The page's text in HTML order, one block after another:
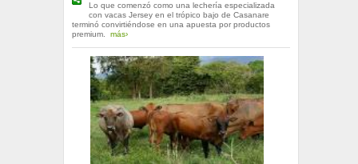
Lo que comenzó como una lechería especializada
con vacas Jersey en el trópico bajo de Casanare
terminó convirtiéndose en una apuesta por productos
premium. más›